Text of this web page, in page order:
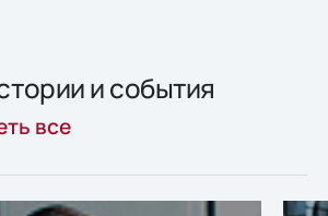
и события
все